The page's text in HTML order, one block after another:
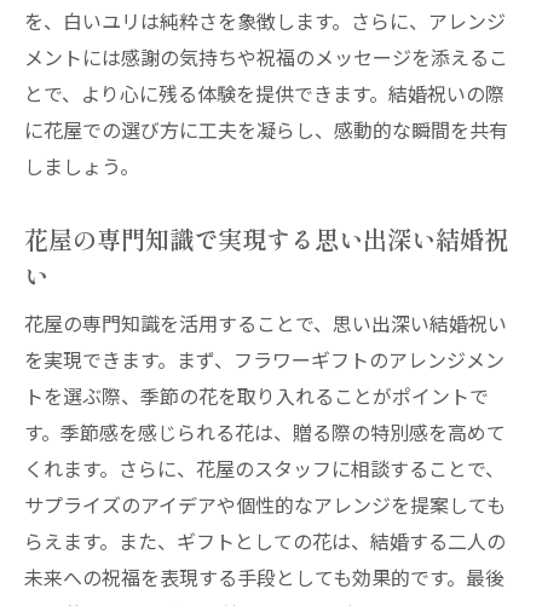
花屋の力で実現する特別な結婚祝いの贈り
物
心に残る結婚祝いを花屋の演出で実現
花屋が提案する永遠に記憶に残る結婚祝い
特別な結婚祝いを演出する花屋のサポート
花屋のサプライズで実現する心に残る結婚
結婚祝いに花屋のアイデアを活かしたサプ
ライズを
思い出に残る結婚祝いを花屋で実現する方
法
花屋のサプライズで結婚祝いを特別なもの
に
花屋の演出で実現する忘れられない結婚祝
を、白いユリは純粋さを象徴します。さらに、アレンジ
メントには感謝の気持ちや祝福のメッセージを添えるこ
とで、より心に残る体験を提供できます。結婚祝いの際
に花屋での選び方に工夫を凝らし、感動的な瞬間を共有
しましょう。
花屋の専門知識で実現する思い出深い結婚祝
い
花屋の専門知識を活用することで、思い出深い結婚祝い
を実現できます。まず、フラワーギフトのアレンジメン
トを選ぶ際、季節の花を取り入れることがポイントで
す。季節感を感じられる花は、贈る際の特別感を高めて
くれます。さらに、花屋のスタッフに相談することで、
サプライズのアイデアや個性的なアレンジを提案しても
らえます。また、ギフトとしての花は、結婚する二人の
未来への祝福を表現する手段としても効果的です。最後